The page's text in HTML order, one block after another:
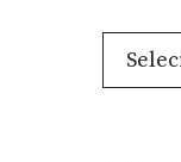
Consulte